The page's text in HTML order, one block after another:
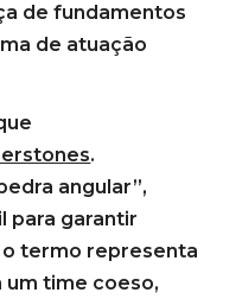
de fundamentos
de atuação
.
angular”,
para garantir
termo representa
time coeso,